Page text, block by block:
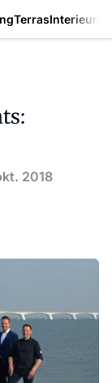
TerrasInterieur
2018